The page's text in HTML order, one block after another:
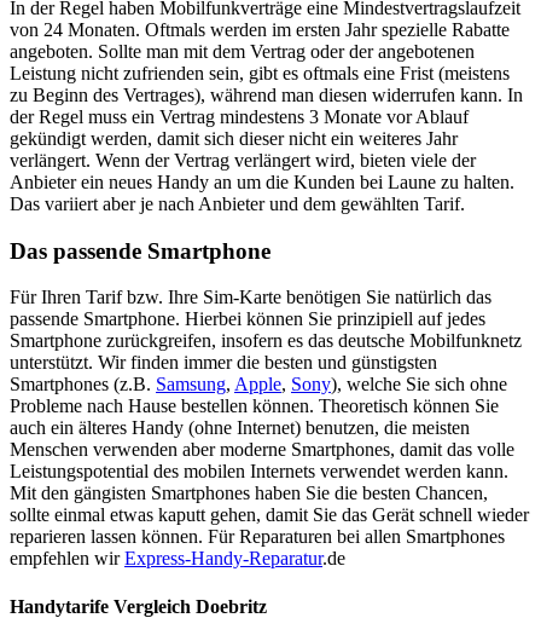
In der Regel haben Mobilfunkverträge eine Mindestvertragslaufzeit
von 24 Monaten. Oftmals werden im ersten Jahr spezielle Rabatte
angeboten. Sollte man mit dem Vertrag oder der angebotenen
Leistung nicht zufrienden sein, gibt es oftmals eine Frist (meistens
zu Beginn des Vertrages), während man diesen widerrufen kann. In
der Regel muss ein Vertrag mindestens 3 Monate vor Ablauf
gekündigt werden, damit sich dieser nicht ein weiteres Jahr
verlängert. Wenn der Vertrag verlängert wird, bieten viele der
Anbieter ein neues Handy an um die Kunden bei Laune zu halten.
Das variiert aber je nach Anbieter und dem gewählten Tarif.
Das passende Smartphone
Für Ihren Tarif bzw. Ihre Sim-Karte benötigen Sie natürlich das
passende Smartphone. Hierbei können Sie prinzipiell auf jedes
Smartphone zurückgreifen, insofern es das deutsche Mobilfunknetz
unterstützt. Wir finden immer die besten und günstigsten
Smartphones (z.B. Samsung, Apple, Sony), welche Sie sich ohne
Probleme nach Hause bestellen können. Theoretisch können Sie
auch ein älteres Handy (ohne Internet) benutzen, die meisten
Menschen verwenden aber moderne Smartphones, damit das volle
Leistungspotential des mobilen Internets verwendet werden kann.
Mit den gängisten Smartphones haben Sie die besten Chancen,
sollte einmal etwas kaputt gehen, damit Sie das Gerät schnell wieder
reparieren lassen können. Für Reparaturen bei allen Smartphones
empfehlen wirExpress-Handy-Reparatur.de
Handytarife Vergleich Doebritz